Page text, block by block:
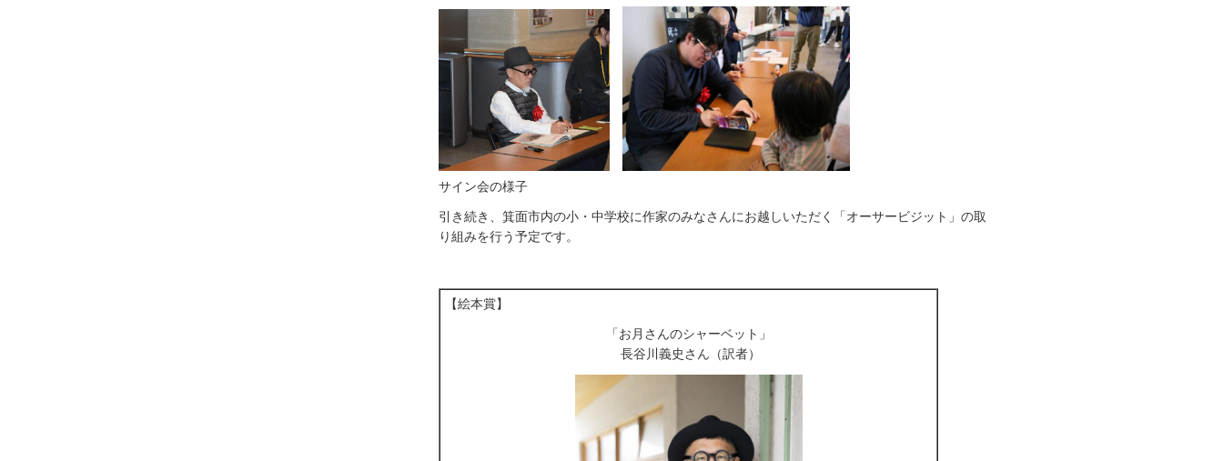
サイン会の様子
引き続き、箕面市内の小・中学校に作家のみなさんにお越しいただく「オーサービジット」の取
り組みを行う予定です。
【絵本賞】
「お月さんのシャーベット」
長谷川義史さん（訳者）